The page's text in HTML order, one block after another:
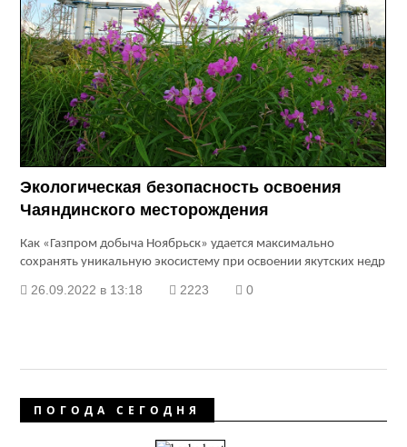
Экологическая безопасность освоения
Чаяндинского месторождения
Как «Газпром добыча Ноябрьск» удается максимально
сохранять уникальную экосистему при освоении якутских недр
26.09.2022 в 13:18 2223 0
ПОГОДА СЕГОДНЯ